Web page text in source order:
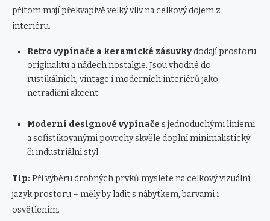
přitom mají překvapivě velký vliv na celkový dojem z
interiéru.
Retro vypínače a keramické zásuvkydodají prostoru
originalitu a nádech nostalgie. Jsou vhodné do
rustikálních, vintage i moderních interiérů jako
netradiční akcent.
Moderní designové vypínače s jednoduchými liniemi
a sofistikovanými povrchy skvěle doplní minimalistický
či industriální styl.
Tip: Při výběru drobných prvků myslete na celkový vizuální
jazyk prostoru – měly by ladit s nábytkem, barvami i
osvětlením.